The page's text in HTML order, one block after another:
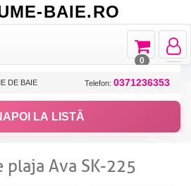
BAIE.RO
Toggle
Toggle
navigation
0
DE BAIE Telefon: 0371236353
LA LISTĂ
plaja Ava SK-225